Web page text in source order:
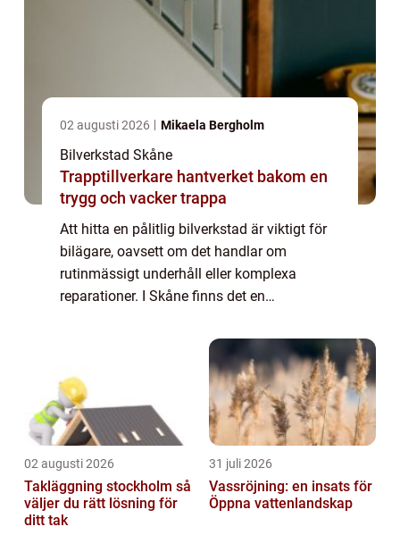
02 augusti 2026 Mikaela Bergholm
Bilverkstad Skåne
Trapptillverkare hantverket bakom en
trygg och vacker trappa
Att hitta en pålitlig bilverkstad är viktigt för
bilägare, oavsett om det handlar om
rutinmässigt underhåll eller komplexa
reparationer. I Skåne finns det en
02 augusti 2026
Takläggning stockholm så
väljer du rätt lösning för
ditt tak
31 juli 2026
Vassröjning: en insats för
Öppna vattenlandskap